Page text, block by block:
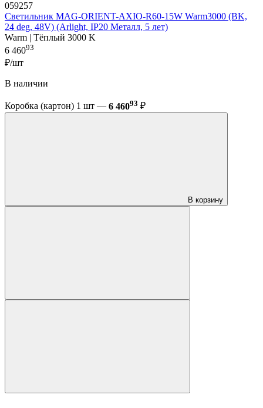
059257
Светильник MAG-ORIENT-AXIO-R60-15W Warm3000 (BK,
24 deg, 48V) (Arlight, IP20 Металл, 5 лет)
Warm | Тёплый 3000 K
6 46093
₽/шт
В наличии
Коробка (картон) 1 шт — 6 46093 ₽
В корзину